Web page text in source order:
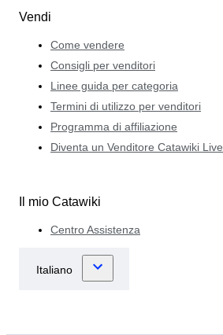
Vendi
Come vendere
Consigli per venditori
Linee guida per categoria
Termini di utilizzo per venditori
Programma di affiliazione
Diventa un Venditore Catawiki Live
Il mio Catawiki
Centro Assistenza